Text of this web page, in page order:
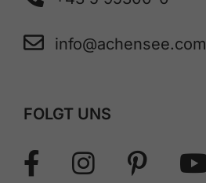
info@achensee.com
FOLGT UNS